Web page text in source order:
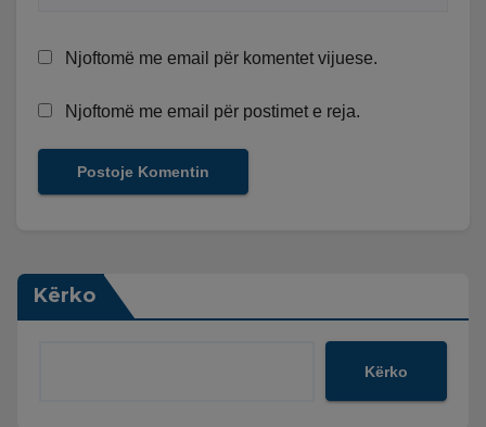
Njoftomë me email për komentet vijuese.
Njoftomë me email për postimet e reja.
Kërko
Kërko